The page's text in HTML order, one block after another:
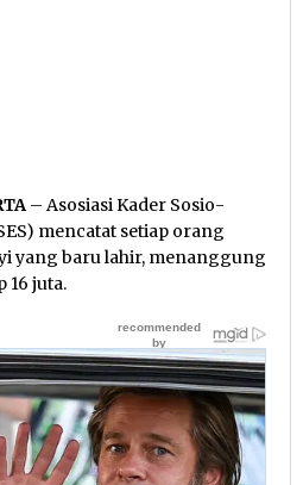
– Asosiasi Kader Sosio-
mencatat setiap orang
yang baru lahir, menanggung
16 juta.